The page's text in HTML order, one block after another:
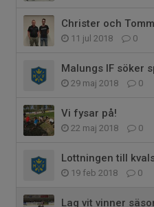
Christer och
11 jul 2018 0
Malungs IF söker
29 maj 2018 0
Vi fysar på!
22 maj 2018 0
Lottningen till
19 feb 2018 0
Lag vit vinner